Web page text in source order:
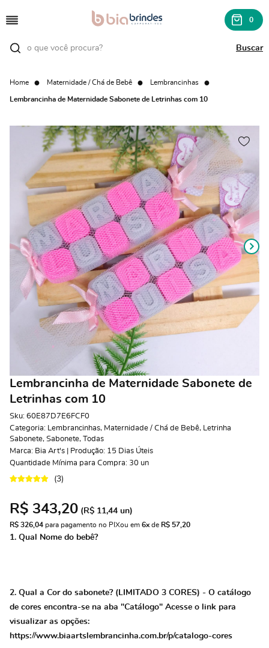
0
Home Maternidade / Chá de Bebê Lembrancinhas
Lembrancinha de Maternidade Sabonete de Letrinhas com 10
Lembrancinha de Maternidade Sabonete de
Letrinhas com 10
Sku: 60E87D7E6FCF0
Categoria: Lembrancinhas, Maternidade / Chá de Bebê, Letrinha
Sabonete, Sabonete, Todas
Marca: Bia Art's | Produção: 15 Dias Úteis
Quantidade Mínima para Compra: 30 un
(3)
R$ 343,20 (R$ 11,44 un)
R$ 326,04 para pagamento no PIXou em 6x de R$ 57,20
1. Qual Nome do bebê?
2. Qual a Cor do sabonete? (LIMITADO 3 CORES) - O catálogo
de cores encontra-se na aba "Catálogo" Acesse o link para
visualizar as opções:
https://www.biaartslembrancinha.com.br/p/catalogo-cores